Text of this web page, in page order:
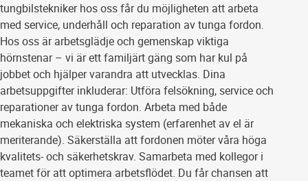
tungbilstekniker hos oss får du möjligheten att arbeta
med service, underhåll och reparation av tunga fordon.
Hos oss är arbetsglädje och gemenskap viktiga
hörnstenar – vi är ett familjärt gäng som har kul på
jobbet och hjälper varandra att utvecklas. Dina
arbetsuppgifter inkluderar: Utföra felsökning, service och
reparationer av tunga fordon. Arbeta med både
mekaniska och elektriska system (erfarenhet av el är
meriterande). Säkerställa att fordonen möter våra höga
kvalitets- och säkerhetskrav. Samarbeta med kollegor i
teamet för att optimera arbetsflödet. Du får chansen att